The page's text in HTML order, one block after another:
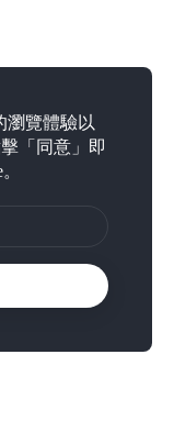
瀏覽體驗以
「同意」即